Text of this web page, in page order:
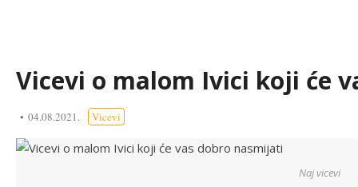
Vicevi o malom Ivici koji će
04.08.2021. Vicevi
Naj vicevi